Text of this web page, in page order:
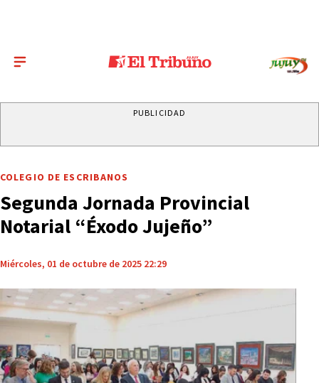
PUBLICIDAD
COLEGIO DE ESCRIBANOS
Segunda Jornada Provincial
Notarial “Éxodo Jujeño”
Miércoles, 01 de octubre de 2025 22:29